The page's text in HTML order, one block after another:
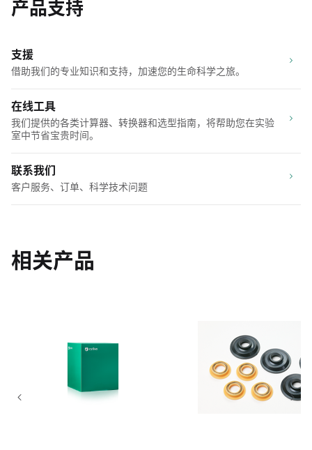
产品支持
支援
借助我们的专业知识和支持，加速您的生命科学之旅。
在线工具
我们提供的各类计算器、转换器和选型指南，将帮助您在实验
室中节省宝贵时间。
联系我们
客户服务、订单、科学技术问题
相关产品